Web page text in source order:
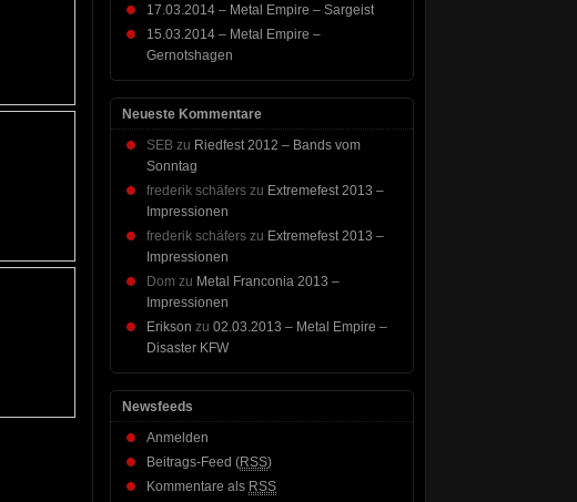
17.03.2014 – Metal Empire – Sargeist
15.03.2014 – Metal Empire –
Gernotshagen
Neueste Kommentare
SEB zu Riedfest 2012 – Bands vom
Sonntag
frederik schäfers zu Extremefest 2013 –
Impressionen
frederik schäfers zu Extremefest 2013 –
Impressionen
Dom zu Metal Franconia 2013 –
Impressionen
Erikson zu 02.03.2013 – Metal Empire –
Disaster KFW
Newsfeeds
Anmelden
Beitrags-Feed (RSS)
Kommentare als RSS